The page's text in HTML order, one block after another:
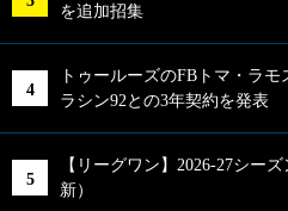
を追加招集
トゥールーズのFBトマ・ラ
ラシン92との3年契約を発表
【リーグワン】2026-27シー
新）